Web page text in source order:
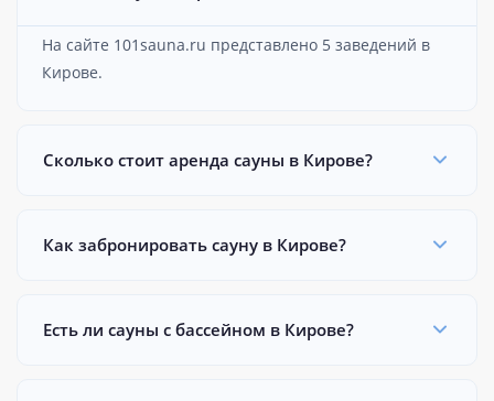
На сайте 101sauna.ru представлено 5 заведений в
Кирове.
Сколько стоит аренда сауны в Кирове?
Как забронировать сауну в Кирове?
Есть ли сауны с бассейном в Кирове?